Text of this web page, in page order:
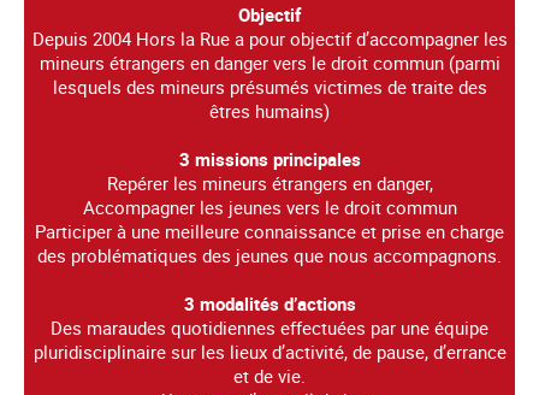
Objectif
Depuis 2004 Hors la Rue a pour objectif d’accompagner les
mineurs étrangers en danger vers le droit commun (parmi
lesquels des mineurs présumés victimes de traite des
êtres humains)
3 missions principales
Repérer les mineurs étrangers en danger,
Accompagner les jeunes vers le droit commun
Participer à une meilleure connaissance et prise en charge
des problématiques des jeunes que nous accompagnons.
3 modalités d’actions
Des maraudes quotidiennes effectuées par une équipe
pluridisciplinaire sur les lieux d’activité, de pause, d’errance
et de vie.